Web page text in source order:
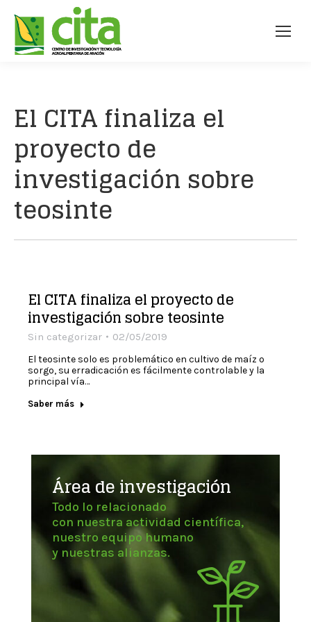
El CITA finaliza el
proyecto de
investigación sobre
teosinte
El CITA finaliza el proyecto de
investigación sobre teosinte
Sin categorizar 02/05/2019
El teosinte solo es problemático en cultivo de maíz o
sorgo, su erradicación es fácilmente controlable y la
principal vía…
Saber más
Área de investigación
Todo lo relacionado
con nuestra actividad científica,
nuestro equipo humano
y nuestras alianzas.